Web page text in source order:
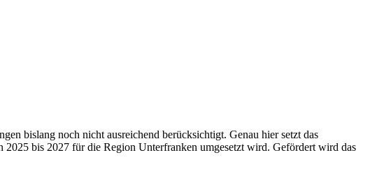
bislang noch nicht ausreichend berücksichtigt. Genau hier setzt das
2025 bis 2027 für die Region Unterfranken umgesetzt wird. Gefördert wird das